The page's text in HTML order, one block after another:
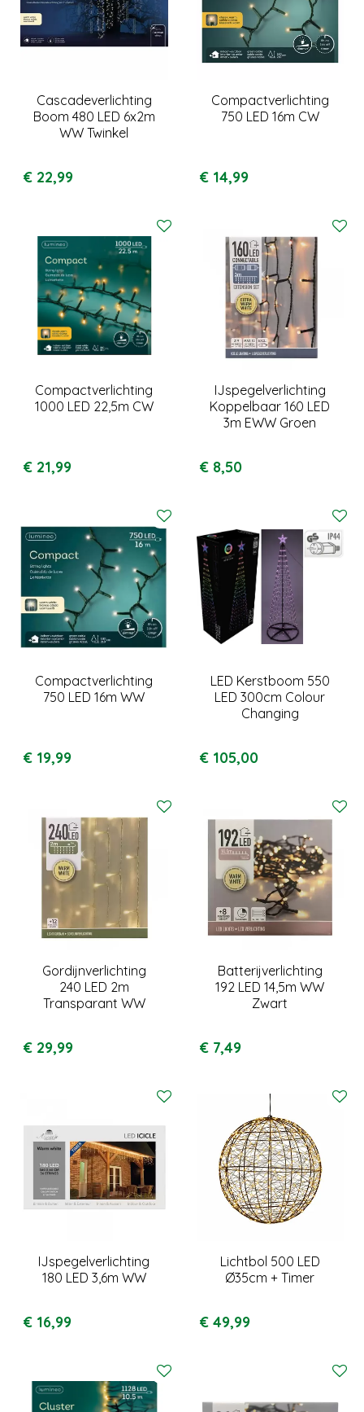
Cascadeverlichting
Boom 480 LED 6x2m
WW Twinkel
€ 22,99
Compactverlichting
750 LED 16m CW
€ 14,99
Compactverlichting
1000 LED 22,5m CW
€ 21,99
IJspegelverlichting
Koppelbaar 160 LED
3m EWW Groen
€ 8,50
Compactverlichting
750 LED 16m WW
€ 19,99
LED Kerstboom 550
LED 300cm Colour
Changing
€ 105,00
Gordijnverlichting
240 LED 2m
Transparant WW
€ 29,99
Batterijverlichting
192 LED 14,5m WW
Zwart
€ 7,49
IJspegelverlichting
180 LED 3,6m WW
€ 16,99
Lichtbol 500 LED
Ø35cm + Timer
€ 49,99